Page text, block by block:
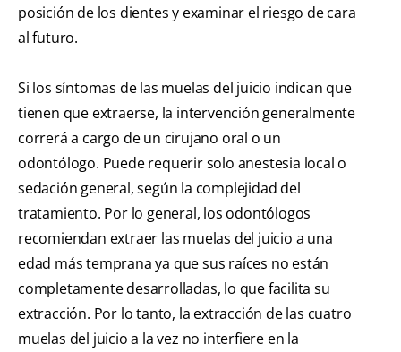
posición de los dientes y examinar el riesgo de cara
al futuro.
Si los síntomas de las muelas del juicio indican que
tienen que extraerse, la intervención generalmente
correrá a cargo de un cirujano oral o un
odontólogo. Puede requerir solo anestesia local o
sedación general, según la complejidad del
tratamiento. Por lo general, los odontólogos
recomiendan extraer las muelas del juicio a una
edad más temprana ya que sus raíces no están
completamente desarrolladas, lo que facilita su
extracción. Por lo tanto, la extracción de las cuatro
muelas del juicio a la vez no interfiere en la